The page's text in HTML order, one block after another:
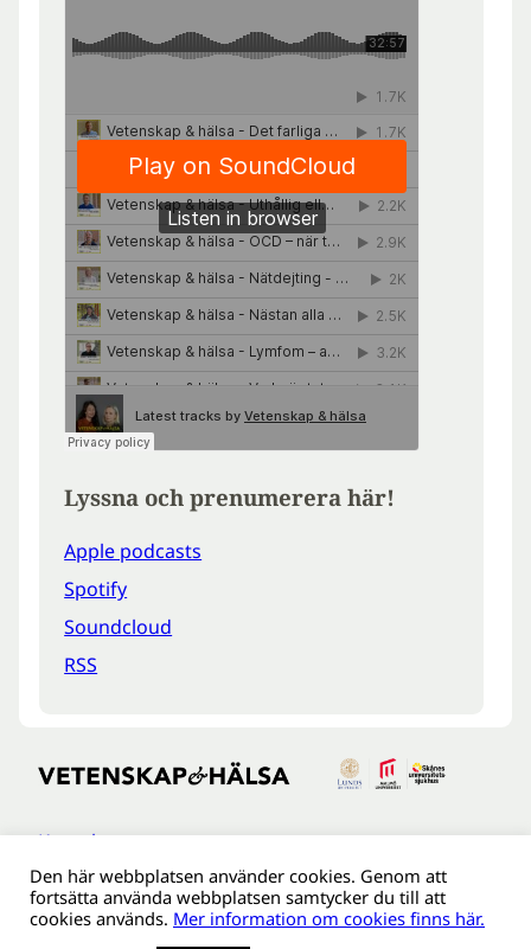
Lyssna och prenumerera här!
Apple podcasts
Spotify
Soundcloud
RSS
Kontakt
Tillgänglighetsredogöreldse
Om webbplatsen
Den här webbplatsen använder cookies. Genom att
fortsätta använda webbplatsen samtycker du till att
cookies används. Mer information om cookies finns här.